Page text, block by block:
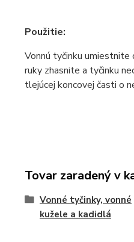
Použitie:
Vonnú tyčinku umiestnite
ruky zhasnite a tyčinku
tlejúcej koncovej časti o
Tovar zaradený v
Vonné tyčinky, vonné
kužele a kadidlá